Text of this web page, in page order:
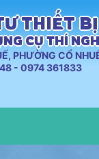
THIẾT
CỤ THÍ
PHƯỜNG CỔ
- 0974 361833